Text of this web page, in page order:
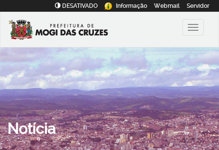
DESATIVADO Informação Webmail Servidor
Notícia